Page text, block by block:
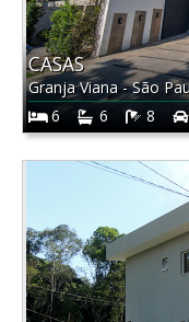
CASAS
Granja Viana - São
6
6 8